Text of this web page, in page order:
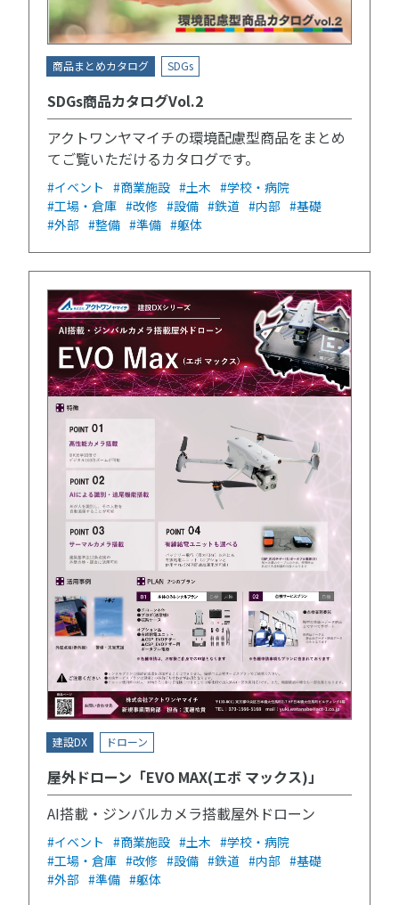
商品まとめカタログ SDGs
SDGs商品カタログVol.2
アクトワンヤマイチの環境配慮型商品をまとめ
てご覧いただけるカタログです。
#イベント #商業施設 #土木 #学校・病院
#工場・倉庫 #改修 #設備 #鉄道 #内部 #基礎
#外部 #整備 #準備 #躯体
建設DX ドローン
屋外ドローン「EVO MAX(エボ マックス)」
AI搭載・ジンバルカメラ搭載屋外ドローン
#イベント #商業施設 #土木 #学校・病院
#工場・倉庫 #改修 #設備 #鉄道 #内部 #基礎
#外部 #準備 #躯体